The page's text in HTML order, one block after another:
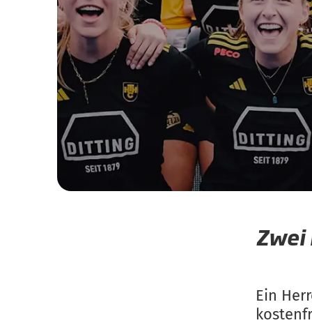
Zwei
Ein